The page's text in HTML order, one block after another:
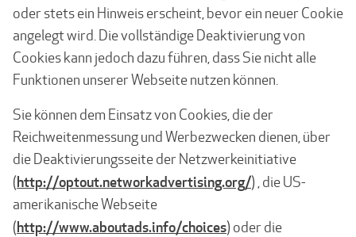
oder stets ein Hinweis erscheint, bevor ein neuer Cookie
angelegt wird. Die vollständige Deaktivierung von
Cookies kann jedoch dazu führen, dass Sie nicht alle
Funktionen unserer Webseite nutzen können.
Sie können dem Einsatz von Cookies, die der
Reichweitenmessung und Werbezwecken dienen, über
die Deaktivierungsseite der Netzwerkeinitiative
(http://optout.networkadvertising.org/) , die US-
amerikanische Webseite
(http://www.aboutads.info/choices) oder die